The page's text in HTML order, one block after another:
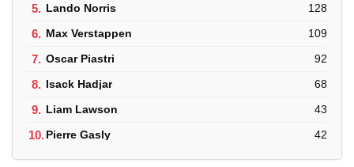
5. Lando Norris 128
6. Max Verstappen 109
7. Oscar Piastri 92
8. Isack Hadjar 68
9. Liam Lawson 43
10.Pierre Gasly 42